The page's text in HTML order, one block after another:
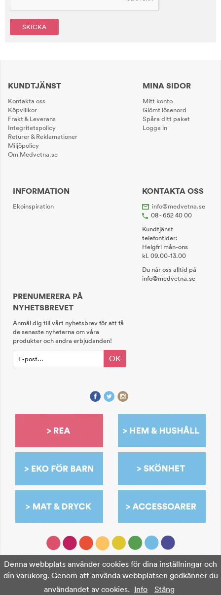
SKICKA
KUNDTJÄNST
Kontakta oss
Köpvillkor
Frakt & Leverans
Integritetspolicy
Returer & Reklamationer
Miljöpolicy
Om Medvetna.se
MINA SIDOR
Mitt konto
Glömt lösenord
Spåra ditt paket
Logga in
INFORMATION
Ekoinspiration
KONTAKTA OSS
info@medvetna.se
08 - 652 40 00
Kundtjänst
telefontider:
Helgfri mån-ons
kl. 09.00-13.00
Du når oss alltid på
info@medvetna.se
PRENUMERERA PÅ
NYHETSBREVET
Anmäl dig till vårt nyhetsbrev för att få
de senaste nyheterna om våra
produkter och andra erbjudanden!
OK
Denna webbplats använder cookies för dina inställningar och
din varukorg. Genom att använda webbplatsen godkänner du
användandet av cookies. Info Stäng